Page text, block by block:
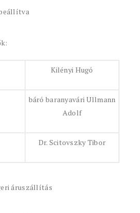
Kilényi Hugó
báró baranyavári Ullmann
Adolf
Dr. Scitovszky Tibor
áruszállítás